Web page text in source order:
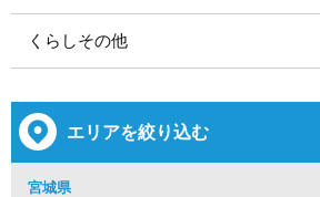
くらしその他
エリアを絞り込む
宮城県